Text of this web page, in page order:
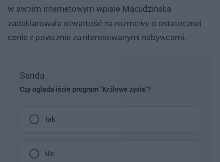
w swoim internetowym wpisie Macudzińska
zadeklarowała otwartość na rozmowy o ostatecznej
cenie z poważnie zainteresowanymi nabywcami.
Sonda
Czy oglądaliście program "Królowe życia"?
Tak
Nie